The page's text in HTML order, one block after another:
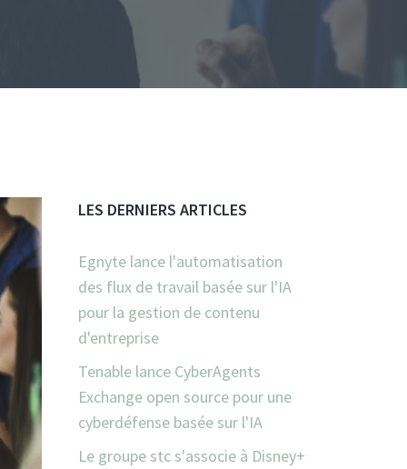
LES DERNIERS ARTICLES
Egnyte lance l'automatisation
des flux de travail basée sur l'IA
pour la gestion de contenu
d'entreprise
Tenable lance CyberAgents
Exchange open source pour une
cyberdéfense basée sur l'IA
Le groupe stc s'associe à Disney+